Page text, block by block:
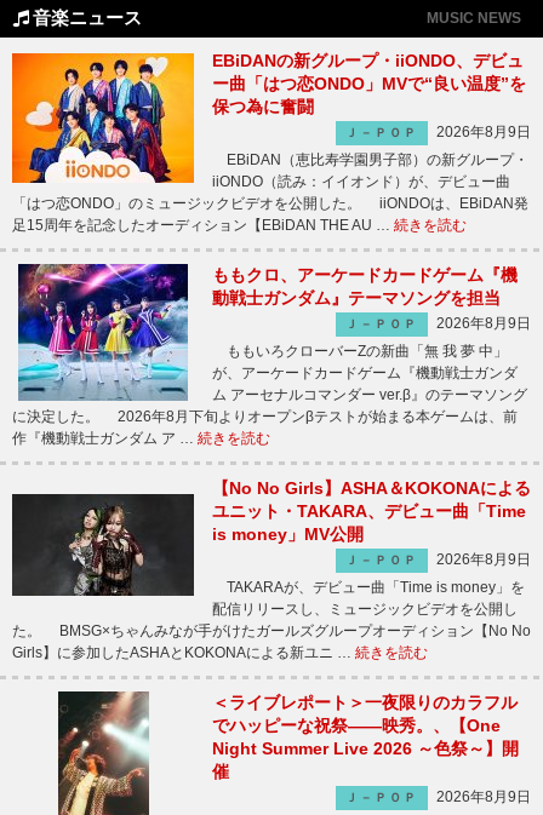
音楽ニュース MUSIC NEWS
EBiDANの新グループ・iiONDO、デビュ
ー曲「はつ恋ONDO」MVで“良い温度”を
保つ為に奮闘
Ｊ－ＰＯＰ
2026年8月9日
EBiDAN（恵比寿学園男子部）の新グループ・
iiONDO（読み：イイオンド）が、デビュー曲
「はつ恋ONDO」のミュージックビデオを公開した。 iiONDOは、EBiDAN発
足15周年を記念したオーディション【EBiDAN THE AU … 続きを読む
ももクロ、アーケードカードゲーム『機
動戦士ガンダム』テーマソングを担当
Ｊ－ＰＯＰ
2026年8月9日
ももいろクローバーZの新曲「無 我 夢 中」
が、アーケードカードゲーム『機動戦士ガンダ
ム アーセナルコマンダー ver.β』のテーマソング
に決定した。 2026年8月下旬よりオープンβテストが始まる本ゲームは、前
作『機動戦士ガンダム ア … 続きを読む
【No No Girls】ASHA＆KOKONAによる
ユニット・TAKARA、デビュー曲「Time
is money」MV公開
Ｊ－ＰＯＰ
2026年8月9日
TAKARAが、デビュー曲「Time is money」を
配信リリースし、ミュージックビデオを公開し
た。 BMSG×ちゃんみなが手がけたガールズグループオーディション【No No
Girls】に参加したASHAとKOKONAによる新ユニ … 続きを読む
＜ライブレポート＞一夜限りのカラフル
でハッピーな祝祭――映秀。、【One
Night Summer Live 2026 ～色祭～】開
催
Ｊ－ＰＯＰ
2026年8月9日